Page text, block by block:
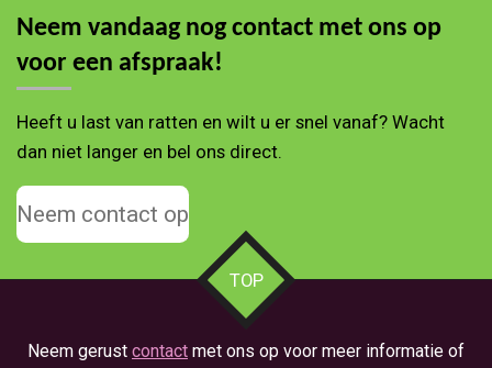
Neem vandaag nog contact met ons op
voor een afspraak!
Heeft u last van ratten en wilt u er snel vanaf? Wacht
dan niet langer en bel ons direct.
Neem contact op
TOP
Neem gerust contact met ons op voor meer informatie of